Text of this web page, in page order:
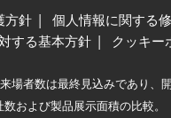
方針 個人情報に関する
する基本方針
クッキー
場者数は最終見込みであり、
および製品展示面積の比較。